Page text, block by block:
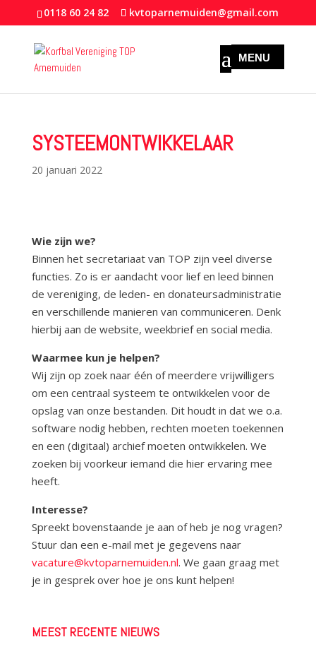
0118 60 24 82 kvtoparnemuiden@gmail.com
SYSTEEMONTWIKKELAAR
20 januari 2022
Wie zijn we?
Binnen het secretariaat van TOP zijn veel diverse
functies. Zo is er aandacht voor lief en leed binnen
de vereniging, de leden- en donateursadministratie
en verschillende manieren van communiceren. Denk
hierbij aan de website, weekbrief en social media.
Waarmee kun je helpen?
Wij zijn op zoek naar één of meerdere vrijwilligers
om een centraal systeem te ontwikkelen voor de
opslag van onze bestanden. Dit houdt in dat we o.a.
software nodig hebben, rechten moeten toekennen
en een (digitaal) archief moeten ontwikkelen. We
zoeken bij voorkeur iemand die hier ervaring mee
heeft.
Interesse?
Spreekt bovenstaande je aan of heb je nog vragen?
Stuur dan een e-mail met je gegevens naar
vacature@kvtoparnemuiden.nl. We gaan graag met
je in gesprek over hoe je ons kunt helpen!
MEEST RECENTE NIEUWS